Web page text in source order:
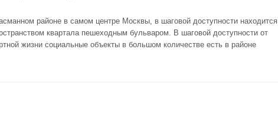
районе в самом центре Москвы, в шаговой доступности находится
квартала пешеходным бульваром. В шаговой доступности от
жизни социальные объекты в большом количестве есть в районе